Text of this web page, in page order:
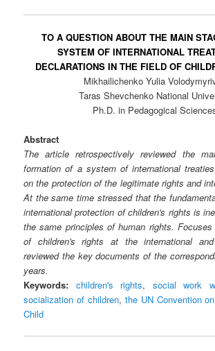
TO A QUESTION ABOUT THE MAIN
SYSTEM OF INTERNATIONAL
DECLARATIONS IN THE FIELD OF
Mikhailichenko Yulia
Taras Shevchenko National
Ph.D. in Pedagogical
Abstract
The article retrospectively reviewed the
formation of a system of international
on the protection of the legitimate rights and
At the same time stressed that the
international protection of children's rights is
the same principles of human rights.
of children's rights at the international
reviewed the key documents of the
years.
Keywords: children's rights, social work
socialization of children, the UN Convention
Child